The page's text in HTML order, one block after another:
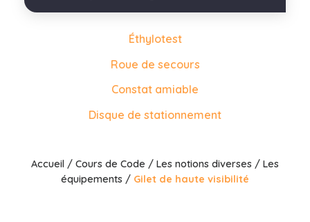
Éthylotest
Roue de secours
Constat amiable
Disque de stationnement
Accueil / Cours de Code / Les notions diverses / Les
équipements / Gilet de haute visibilité